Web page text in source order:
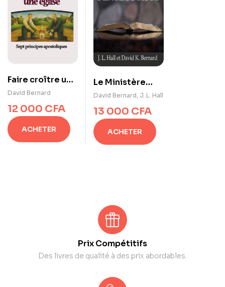
Faire croître une
église
David Bernard
12 000 CFA
ACHETER
Le Ministère
Pentécôtiste
David Bernard, J. L. Hall
13 000 CFA
ACHETER
Prix Compétitifs
Des livres de qualité à des prix abordables.